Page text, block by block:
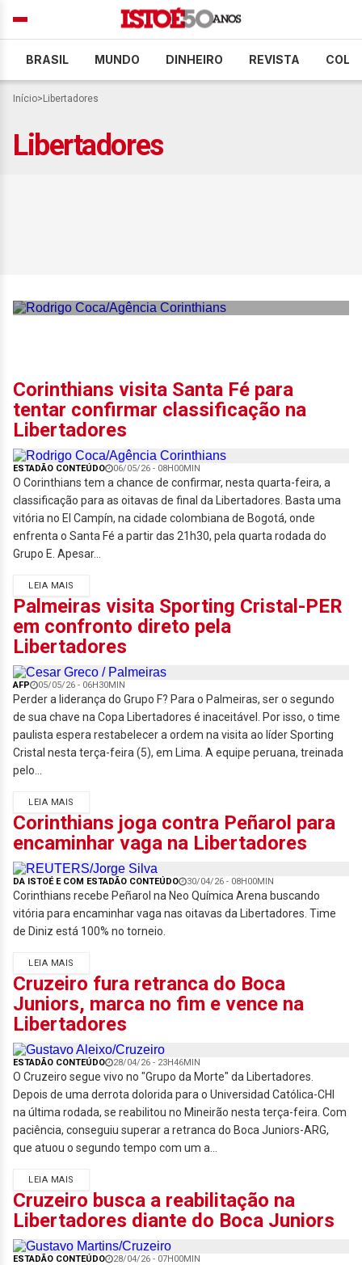
BRASIL MUNDO DINHEIRO REVISTA
Início> Libertadores
Libertadores
Corinthians visita Santa Fé para
tentar confirmar classificação na
Libertadores
ESTADÃO CONTEÚDO 06/05/26 - 08H00MIN
O Corinthians tem a chance de confirmar, nesta quarta-feira, a
classificação para as oitavas de final da Libertadores. Basta uma
vitória no El Campín, na cidade colombiana de Bogotá, onde
enfrenta o Santa Fé a partir das 21h30, pela quarta rodada do
Grupo E. Apesar...
LEIA MAIS
Palmeiras visita Sporting Cristal-PER
em confronto direto pela
Libertadores
AFP 05/05/26 - 06H30MIN
Perder a liderança do Grupo F? Para o Palmeiras, ser o segundo
de sua chave na Copa Libertadores é inaceitável. Por isso, o time
paulista espera restabelecer a ordem na visita ao líder Sporting
Cristal nesta terça-feira (5), em Lima. A equipe peruana, treinada
pelo...
LEIA MAIS
Corinthians joga contra Peñarol para
encaminhar vaga na Libertadores
DA ISTOÉ E COM ESTADÃO CONTEÚDO 30/04/26 - 08H00MIN
Corinthians recebe Peñarol na Neo Química Arena buscando
vitória para encaminhar vaga nas oitavas da Libertadores. Time
de Diniz está 100% no torneio.
LEIA MAIS
Cruzeiro fura retranca do Boca
Juniors, marca no fim e vence na
Libertadores
ESTADÃO CONTEÚDO 28/04/26 - 23H46MIN
O Cruzeiro segue vivo no "Grupo da Morte" da Libertadores.
Depois de uma derrota dolorida para o Universidad Católica-CHI
na última rodada, se reabilitou no Mineirão nesta terça-feira. Com
paciência, conseguiu superar a retranca do Boca Juniors-ARG,
que atuou o segundo tempo com um a...
LEIA MAIS
Cruzeiro busca a reabilitação na
Libertadores diante do Boca Juniors
ESTADÃO CONTEÚDO 28/04/26 - 07H00MIN